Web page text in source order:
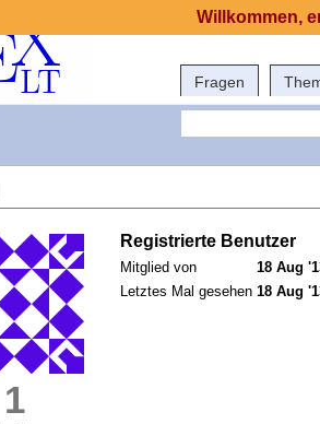
Fragen
1
Registrierte Benutzer
Mitglied von
18 Aug
Letztes Mal gesehen 18 Aug
Willkommen,